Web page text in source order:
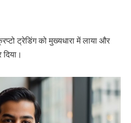
ट्रेडिंग को मुख्यधारा में लाया और